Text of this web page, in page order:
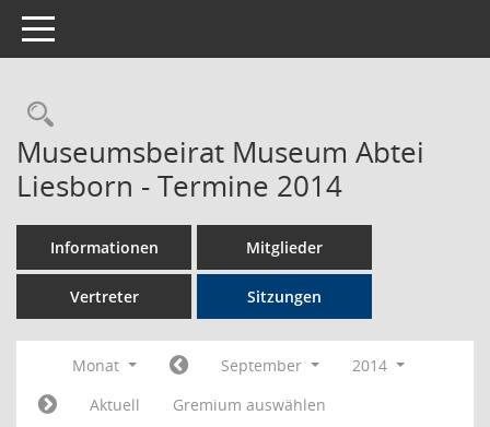
Toggle navigation
Rechercheauswahl
Museumsbeirat Museum Abtei
Liesborn - Termine 2014
Informationen Mitglieder
Vertreter Sitzungen
Monat September
2014
Aktuell
Gremium auswählen